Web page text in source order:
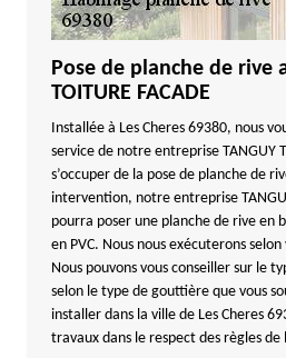
Pose de planche de rive
TOITURE FACADE
Installée à Les Cheres 69380, nous
service de notre entreprise TANGUY
s’occuper de la pose de planche de
intervention, notre entreprise
pourra poser une planche de rive en
en PVC. Nous nous exécuterons
Nous pouvons vous conseiller sur le
selon le type de gouttière que vous
installer dans la ville de Les Cheres
travaux dans le respect des règles de